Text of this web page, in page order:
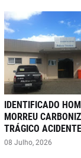
IDENTIFICADO
MORREU
TRÁGICO
08 Julho, 2026